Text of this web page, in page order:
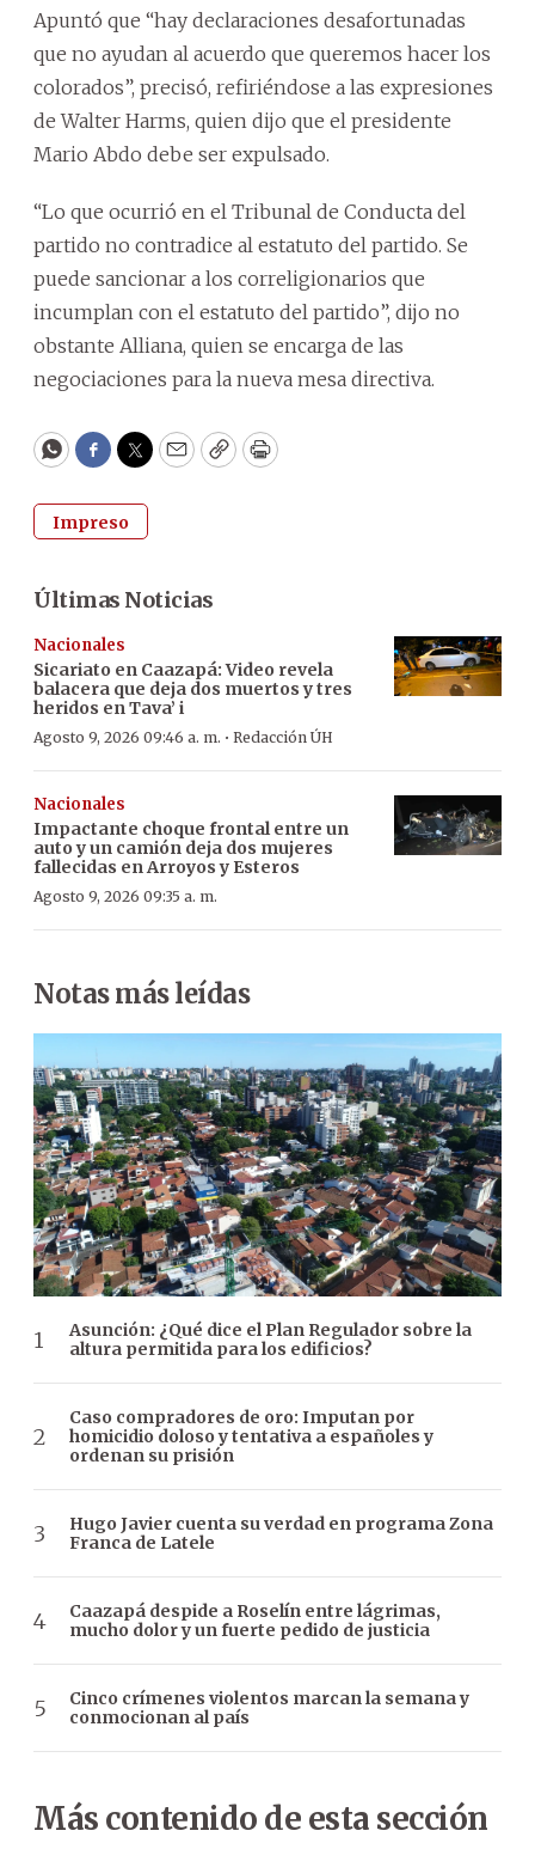
Apuntó que “hay declaraciones desafortunadas
que no ayudan al acuerdo que queremos hacer los
colorados”, precisó, refiriéndose a las expresiones
de Walter Harms, quien dijo que el presidente
Mario Abdo debe ser expulsado.
“Lo que ocurrió en el Tribunal de Conducta del
partido no contradice al estatuto del partido. Se
puede sancionar a los correligionarios que
incumplan con el estatuto del partido”, dijo no
obstante Alliana, quien se encarga de las
negociaciones para la nueva mesa directiva.
WhatsApp
Facebook
Twitter
EmailCopyPrint
Impreso
Últimas Noticias
Nacionales
Sicariato en Caazapá: Video revela
balacera que deja dos muertos y tres
heridos en Tava’ i
Agosto 9, 2026 09:46 a. m. · Redacción ÚH
Nacionales
Impactante choque frontal entre un
auto y un camión deja dos mujeres
fallecidas en Arroyos y Esteros
Agosto 9, 2026 09:35 a. m.
Notas más leídas
Asunción: ¿Qué dice el Plan Regulador sobre la
altura permitida para los edificios?
Caso compradores de oro: Imputan por
homicidio doloso y tentativa a españoles y
ordenan su prisión
Hugo Javier cuenta su verdad en programa Zona
Franca de Latele
Caazapá despide a Roselín entre lágrimas,
mucho dolor y un fuerte pedido de justicia
Cinco crímenes violentos marcan la semana y
conmocionan al país
Más contenido de esta sección